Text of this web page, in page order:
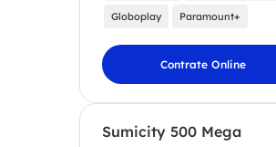
Globoplay Paramount+
Contrate Online
Sumicity 500 Mega